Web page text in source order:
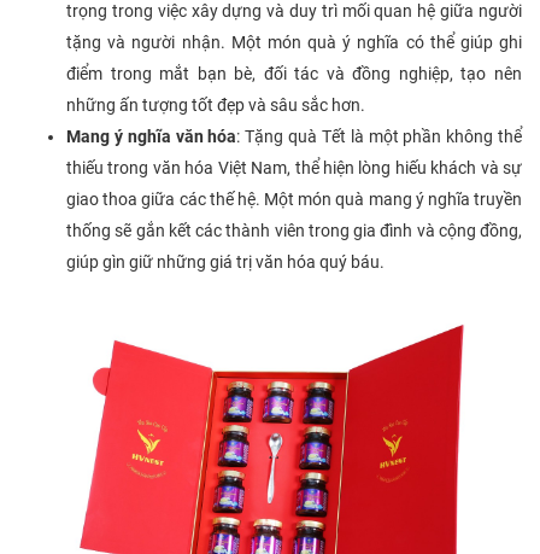
trọng trong việc xây dựng và duy trì mối quan hệ giữa người
tặng và người nhận. Một món quà ý nghĩa có thể giúp ghi
điểm trong mắt bạn bè, đối tác và đồng nghiệp, tạo nên
những ấn tượng tốt đẹp và sâu sắc hơn.
Mang ý nghĩa văn hóa: Tặng quà Tết là một phần không thể
thiếu trong văn hóa Việt Nam, thể hiện lòng hiếu khách và sự
giao thoa giữa các thế hệ. Một món quà mang ý nghĩa truyền
thống sẽ gắn kết các thành viên trong gia đình và cộng đồng,
giúp gìn giữ những giá trị văn hóa quý báu.